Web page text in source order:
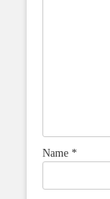
Name *